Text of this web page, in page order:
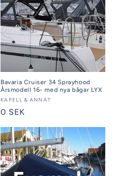
Bavaria Cruiser 34 Sprayhood
Årsmodell 16- med nya bågar LYX
Säljare:
KAPELL & ANNAT
Ordinarie
0 SEK